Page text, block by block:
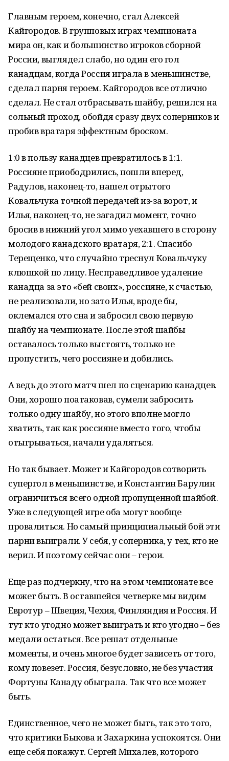
Главным героем, конечно, стал Алексей
Кайгородов. В групповых играх чемпионата
мира он, как и большинство игроков сборной
России, выглядел слабо, но один его гол
канадцам, когда Россия играла в меньшинстве,
сделал парня героем. Кайгородов все отлично
сделал. Не стал отбрасывать шайбу, решился на
сольный проход, обойдя сразу двух соперников и
пробив вратаря эффектным броском.
1:0 в пользу канадцев превратилось в 1:1.
Россияне приободрились, пошли вперед,
Радулов, наконец-то, нашел отрытого
Ковальчука точной передачей из-за ворот, и
Илья, наконец-то, не загадил момент, точно
бросив в нижний угол мимо уехавшего в сторону
молодого канадского вратаря, 2:1. Спасибо
Терещенко, что случайно треснул Ковальчуку
клюшкой по лицу. Несправедливое удаление
канадца за это «бей своих», россияне, к счастью,
не реализовали, но зато Илья, вроде бы,
оклемался ото сна и забросил свою первую
шайбу на чемпионате. После этой шайбы
оставалось только выстоять, только не
пропустить, чего россияне и добились.
А ведь до этого матч шел по сценарию канадцев.
Они, хорошо поатаковав, сумели забросить
только одну шайбу, но этого вполне могло
хватить, так как россияне вместо того, чтобы
отыгрываться, начали удаляться.
Но так бывает. Может и Кайгородов сотворить
супергол в меньшинстве, и Константин Барулин
ограничиться всего одной пропущенной шайбой.
Уже в следующей игре оба могут вообще
провалиться. Но самый принципиальный бой эти
парни выиграли. У себя, у соперника, у тех, кто не
верил. И поэтому сейчас они – герои.
Еще раз подчеркну, что на этом чемпионате все
может быть. В оставшейся четверке мы видим
Евротур – Швеция, Чехия, Финляндия и Россия. И
тут кто угодно может выиграть и кто угодно – без
медали остаться. Все решат отдельные
моменты, и очень многое будет зависеть от того,
кому повезет. Россия, безусловно, не без участия
Фортуны Канаду обыграла. Так что все может
быть.
Единственное, чего не может быть, так это того,
что критики Быкова и Захаркина успокоятся. Они
еще себя покажут. Сергей Михалев, которого